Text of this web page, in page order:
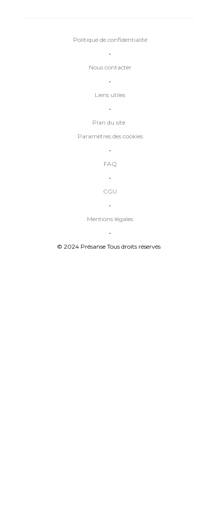
Plan du site
•
Liens utiles
•
Nous contacter
•
Politique de confidentialité
© 2024 Présanse Tous droits réservés
•
Mentions légales
•
CGU
•
FAQ
•
Paramètres des cookies